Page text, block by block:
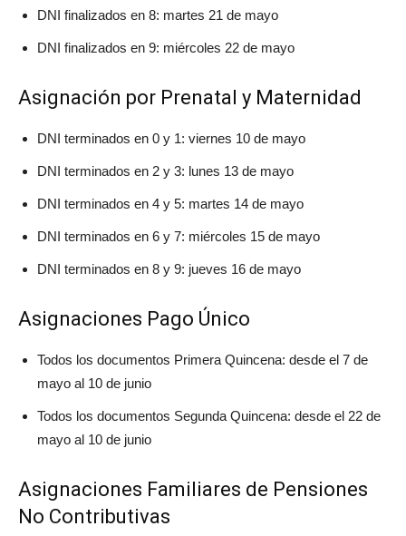
DNI finalizados en 8: martes 21 de mayo
DNI finalizados en 9: miércoles 22 de mayo
Asignación por Prenatal y Maternidad
DNI terminados en 0 y 1: viernes 10 de mayo
DNI terminados en 2 y 3: lunes 13 de mayo
DNI terminados en 4 y 5: martes 14 de mayo
DNI terminados en 6 y 7: miércoles 15 de mayo
DNI terminados en 8 y 9: jueves 16 de mayo
Asignaciones Pago Único
Todos los documentos Primera Quincena: desde el 7 de
mayo al 10 de junio
Todos los documentos Segunda Quincena: desde el 22 de
mayo al 10 de junio
Asignaciones Familiares de Pensiones
No Contributivas